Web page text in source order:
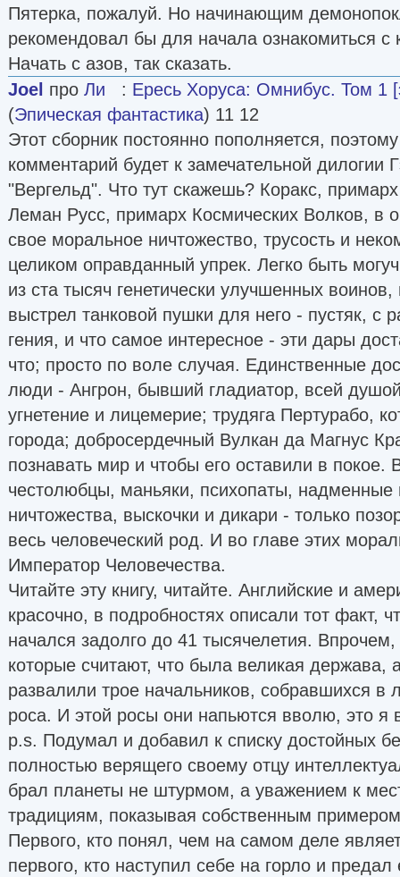
Пятерка, пожалуй. Но начинающим
рекомендовал бы для начала ознакомиться с
Начать с азов, так сказать.
Joel про Ли : Ересь Хоруса: Омнибус. Том 1
(Эпическая фантастика) 11 12
Этот сборник постоянно пополняется,
комментарий будет к замечательной дилогии
"Вергельд". Что тут скажешь? Коракс,
Леман Русс, примарх Космических Волков, в
свое моральное ничтожество, трусость и
целиком оправданный упрек. Легко быть
из ста тысяч генетически улучшенных
выстрел танковой пушки для него - пустяк, с
гения, и что самое интересное - эти дары
что; просто по воле случая. Единственные
люди - Ангрон, бывший гладиатор, всей
угнетение и лицемерие; трудяга Пертурабо,
города; добросердечный Вулкан да Магнус
познавать мир и чтобы его оставили в покое.
честолюбцы, маньяки, психопаты,
ничтожества, выскочки и дикари - только
весь человеческий род. И во главе этих
Император Человечества.
Читайте эту книгу, читайте. Английские и
красочно, в подробностях описали тот факт,
начался задолго до 41 тысячелетия.
которые считают, что была великая держава,
развалили трое начальников, собравшихся в
роса. И этой росы они напьются вволю, это я
p.s. Подумал и добавил к списку достойных
полностью верящего своему отцу
брал планеты не штурмом, а уважением к
традициям, показывая собственным
Первого, кто понял, чем на самом деле
первого, кто наступил себе на горло и предал